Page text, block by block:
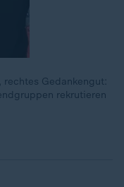
Gedankengut:
rekrutieren